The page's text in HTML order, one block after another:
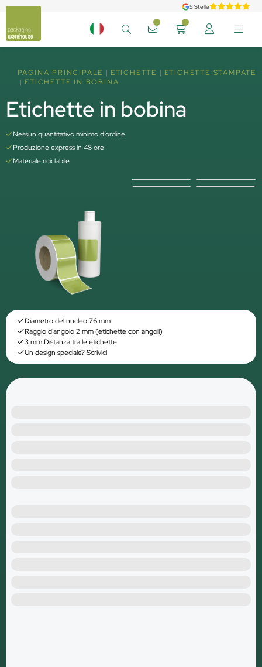
5 Stelle
PAGINA PRINCIPALE ETICHETTE
ETICHETTE STAMPATE
ETICHETTE IN BOBINA
Etichette in bobina
Nessun quantitativo minimo d’ordine
Produzione express in 48 ore
Materiale riciclabile
Diametro del nucleo 76 mm
Raggio d'angolo 2 mm (etichette con angoli)
3 mm Distanza tra le etichette
Un design speciale? Scrivici